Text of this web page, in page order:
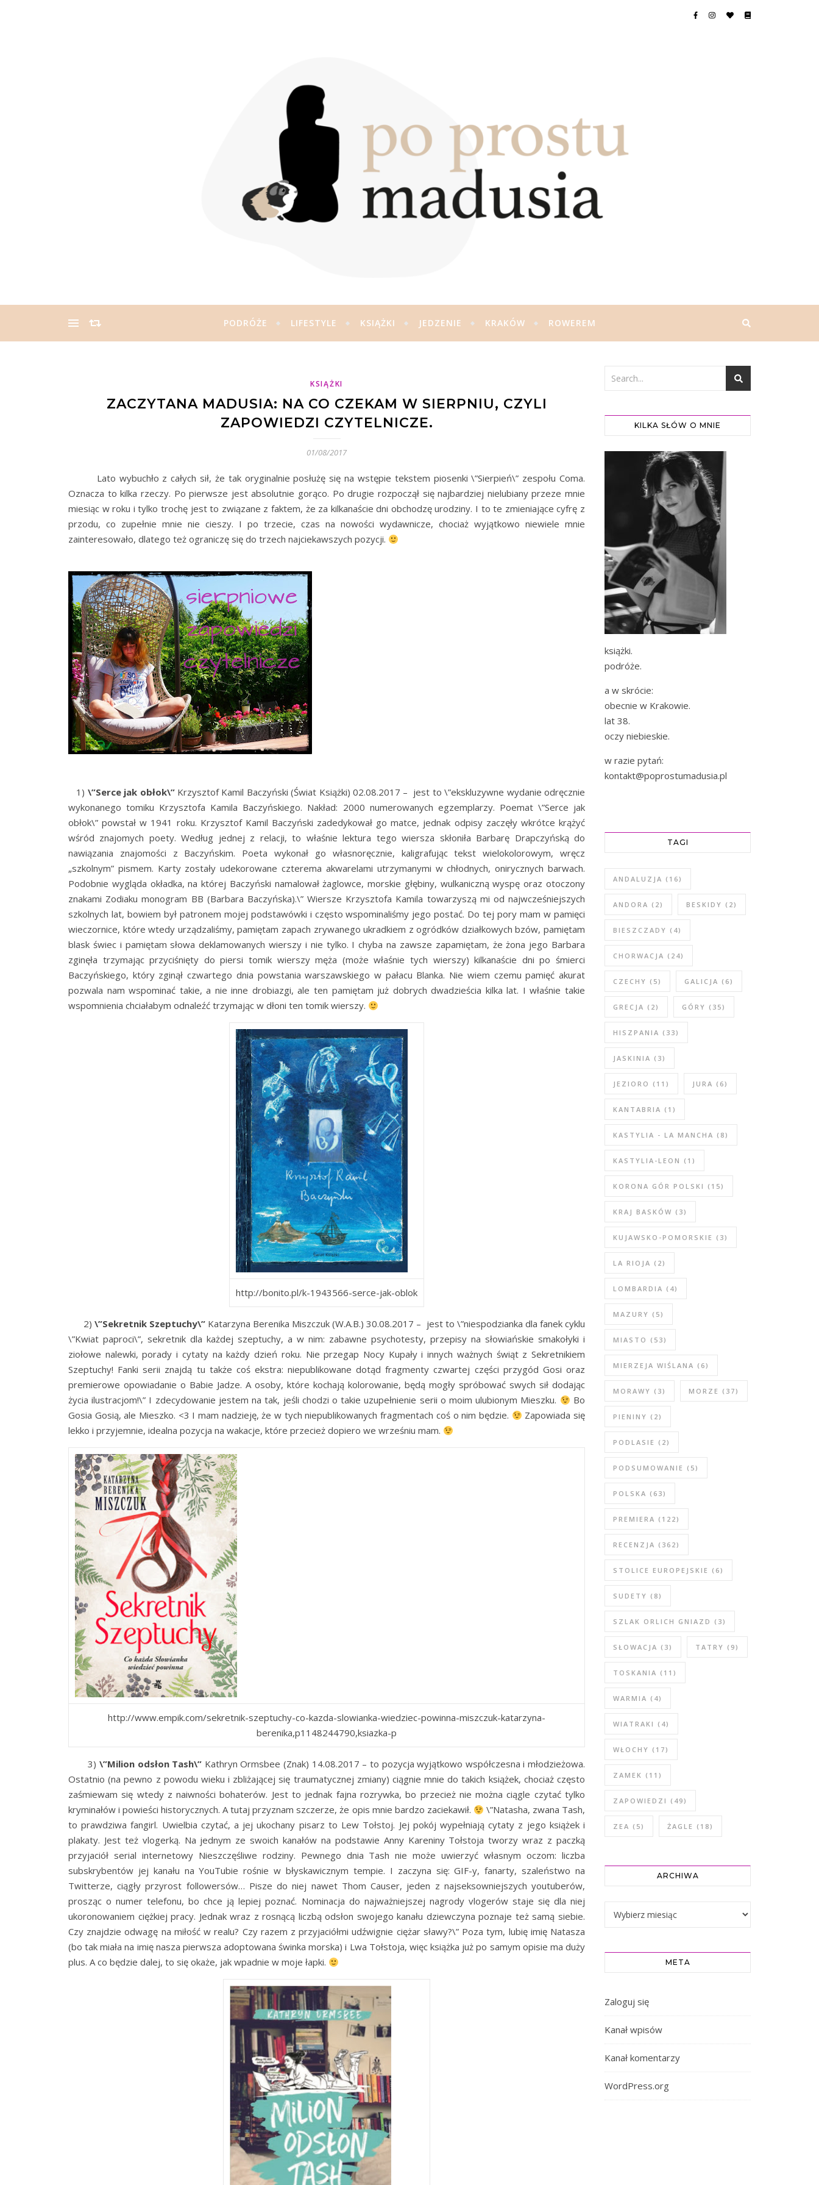
PODRÓŻE LIFESTYLE KSIĄŻKI JEDZENIE KRAKÓW ROWEREM
KSIĄŻKI
ZACZYTANA MADUSIA: NA CO CZEKAM W SIERPNIU, CZYLI
ZAPOWIEDZI CZYTELNICZE.
01/08/2017
Lato wybuchło z całych sił, że tak oryginalnie posłużę się na wstępie tekstem piosenki \”Sierpień\” zespołu Coma.
Oznacza to kilka rzeczy. Po pierwsze jest absolutnie gorąco. Po drugie rozpoczął się najbardziej nielubiany przeze mnie
miesiąc w roku i tylko trochę jest to związane z faktem, że za kilkanaście dni obchodzę urodziny. I to te zmieniające cyfrę z
przodu, co zupełnie mnie nie cieszy. I po trzecie, czas na nowości wydawnicze, chociaż wyjątkowo niewiele mnie
zainteresowało, dlatego też ograniczę się do trzech najciekawszych pozycji.
1) \”Serce jak obłok\” Krzysztof Kamil Baczyński (Świat Książki) 02.08.2017 – jest to \”ekskluzywne wydanie odręcznie
wykonanego tomiku Krzysztofa Kamila Baczyńskiego. Nakład: 2000 numerowanych egzemplarzy. Poemat \”Serce jak
obłok\” powstał w 1941 roku. Krzysztof Kamil Baczyński zadedykował go matce, jednak odpisy zaczęły wkrótce krążyć
wśród znajomych poety. Według jednej z relacji, to właśnie lektura tego wiersza skłoniła Barbarę Drapczyńską do
nawiązania znajomości z Baczyńskim. Poeta wykonał go własnoręcznie, kaligrafując tekst wielokolorowym, wręcz
„szkolnym” pismem. Karty zostały udekorowane czterema akwarelami utrzymanymi w chłodnych, onirycznych barwach.
Podobnie wygląda okładka, na której Baczyński namalował żaglowce, morskie głębiny, wulkaniczną wyspę oraz otoczony
znakami Zodiaku monogram BB (Barbara Baczyńska).\” Wiersze Krzysztofa Kamila towarzyszą mi od najwcześniejszych
szkolnych lat, bowiem był patronem mojej podstawówki i często wspominaliśmy jego postać. Do tej pory mam w pamięci
wieczornice, które wtedy urządzaliśmy, pamiętam zapach zrywanego ukradkiem z ogródków działkowych bzów, pamiętam
blask świec i pamiętam słowa deklamowanych wierszy i nie tylko. I chyba na zawsze zapamiętam, że żona jego Barbara
zginęła trzymając przyciśnięty do piersi tomik wierszy męża (może właśnie tych wierszy) kilkanaście dni po śmierci
Baczyńskiego, który zginął czwartego dnia powstania warszawskiego w pałacu Blanka. Nie wiem czemu pamięć akurat
pozwala nam wspominać takie, a nie inne drobiazgi, ale ten pamiętam już dobrych dwadzieścia kilka lat. I właśnie takie
wspomnienia chciałabym odnaleźć trzymając w dłoni ten tomik wierszy.
http://bonito.pl/k-1943566-serce-jak-oblok
2) \”Sekretnik Szeptuchy\” Katarzyna Berenika Miszczuk (W.A.B.) 30.08.2017 – jest to \”niespodzianka dla fanek cyklu
\”Kwiat paproci\”, sekretnik dla każdej szeptuchy, a w nim: zabawne psychotesty, przepisy na słowiańskie smakołyki i
ziołowe nalewki, porady i cytaty na każdy dzień roku. Nie przegap Nocy Kupały i innych ważnych świąt z Sekretnikiem
Szeptuchy! Fanki serii znajdą tu także coś ekstra: niepublikowane dotąd fragmenty czwartej części przygód Gosi oraz
premierowe opowiadanie o Babie Jadze. A osoby, które kochają kolorowanie, będą mogły spróbować swych sił dodając
życia ilustracjom!\” I zdecydowanie jestem na tak, jeśli chodzi o takie uzupełnienie serii o moim ulubionym Mieszku.
Bo
Gosia Gosią, ale Mieszko. <3 I mam nadzieję, że w tych niepublikowanych fragmentach coś o nim będzie.
Zapowiada się
lekko i przyjemnie, idealna pozycja na wakacje, które przecież dopiero we wrześniu mam.
http://www.empik.com/sekretnik-szeptuchy-co-kazda-slowianka-wiedziec-powinna-miszczuk-katarzyna-
berenika,p1148244790,ksiazka-p
3) \”Milion odsłon Tash\” Kathryn Ormsbee (Znak) 14.08.2017 – to pozycja wyjątkowo współczesna i młodzieżowa.
Ostatnio (na pewno z powodu wieku i zbliżającej się traumatycznej zmiany) ciągnie mnie do takich książek, chociaż często
zaśmiewam się wtedy z naiwności bohaterów. Jest to jednak fajna rozrywka, bo przecież nie można ciągle czytać tylko
kryminałów i powieści historycznych. A tutaj przyznam szczerze, że opis mnie bardzo zaciekawił.
\”Natasha, zwana Tash,
to prawdziwa fangirl. Uwielbia czytać, a jej ukochany pisarz to Lew Tołstoj. Jej pokój wypełniają cytaty z jego książek i
plakaty. Jest też vlogerką. Na jednym ze swoich kanałów na podstawie Anny Kareniny Tołstoja tworzy wraz z paczką
przyjaciół serial internetowy Nieszczęśliwe rodziny. Pewnego dnia Tash nie może uwierzyć własnym oczom: liczba
subskrybentów jej kanału na YouTubie rośnie w błyskawicznym tempie. I zaczyna się: GIF-y, fanarty, szaleństwo na
Twitterze, ciągły przyrost followersów… Pisze do niej nawet Thom Causer, jeden z najseksowniejszych youtuberów,
prosząc o numer telefonu, bo chce ją lepiej poznać. Nominacja do najważniejszej nagrody vlogerów staje się dla niej
ukoronowaniem ciężkiej pracy. Jednak wraz z rosnącą liczbą odsłon swojego kanału dziewczyna poznaje też samą siebie.
Czy znajdzie odwagę na miłość w realu? Czy razem z przyjaciółmi udźwignie ciężar sławy?\” Poza tym, lubię imię Natasza
(bo tak miała na imię nasza pierwsza adoptowana świnka morska) i Lwa Tołstoja, więc książka już po samym opisie ma duży
plus. A co będzie dalej, to się okaże, jak wpadnie w moje łapki.
KILKA SŁÓW O MNIE
książki.
podróże.
a w skrócie:
obecnie w Krakowie.
lat 38.
oczy niebieskie.
w razie pytań:
kontakt@poprostumadusia.pl
TAGI
ANDALUZJA (16)
ANDORA (2) BESKIDY (2)
BIESZCZADY (4)
CHORWACJA (24)
CZECHY (5) GALICJA (6)
GRECJA (2) GÓRY (35)
HISZPANIA (33)
JASKINIA (3)
JEZIORO (11) JURA (6)
KANTABRIA (1)
KASTYLIA - LA MANCHA (8)
KASTYLIA-LEON (1)
KORONA GÓR POLSKI (15)
KRAJ BASKÓW (3)
KUJAWSKO-POMORSKIE (3)
LA RIOJA (2)
LOMBARDIA (4)
MAZURY (5)
MIASTO (53)
MIERZEJA WIŚLANA (6)
MORAWY (3) MORZE (37)
PIENINY (2)
PODLASIE (2)
PODSUMOWANIE (5)
POLSKA (63)
PREMIERA (122)
RECENZJA (362)
STOLICE EUROPEJSKIE (6)
SUDETY (8)
SZLAK ORLICH GNIAZD (3)
SŁOWACJA (3) TATRY (9)
TOSKANIA (11)
WARMIA (4)
WIATRAKI (4)
WŁOCHY (17)
ZAMEK (11)
ZAPOWIEDZI (49)
ZEA (5) ŻAGLE (18)
ARCHIWA
Archiwa
META
Zaloguj się
Kanał wpisów
Kanał komentarzy
WordPress.org